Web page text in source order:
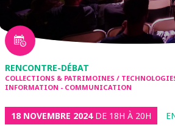
RENCONTRE-DÉBAT
COLLECTIONS & PATRIMOINES /
INFORMATION - COMMUNICATION
18 NOVEMBRE 2024DE 18H À 20H